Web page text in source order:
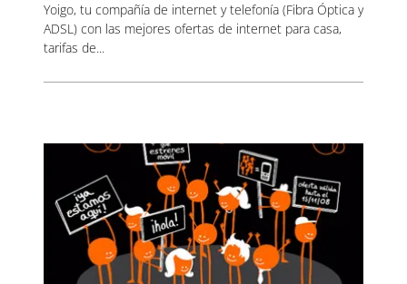
Yoigo, tu compañía de internet y telefonía (Fibra Óptica y
ADSL) con las mejores ofertas de internet para casa,
tarifas de...